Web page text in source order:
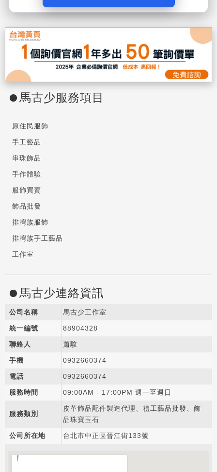
馬古少服務項目
原住民服飾
手工藝品
串珠飾品
手作體驗
服飾買賣
飾品批發
排灣族服飾
排灣族手工藝品
工作室
馬古少連絡資訊
公司名稱 馬古少工作室
統一編號 88904328
聯絡人 蕭駿
手機 0932660374
電話 0932660374
服務時間 09:00AM - 17:00PM 週一至週日
服務類別
皮革飾品配件製造代理、禮工藝品批發、飾
品珠寶玉石
公司所在地 台北市中正區晉江街133號